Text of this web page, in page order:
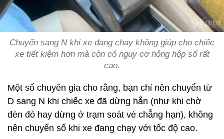
Chuyển sang N khi xe đang chạy không giúp cho chiếc
xe tiết kiệm hơn mà còn có nguy cơ hỏng hộp số rất
cao.
Một số chuyên gia cho rằng, bạn chỉ nên chuyển từ
D sang N khi chiếc xe đã dừng hẳn (như khi chờ
đèn đỏ hay dừng ở trạm soát vé chẳng hạn), không
nên chuyển số khi xe đang chạy với tốc độ cao.